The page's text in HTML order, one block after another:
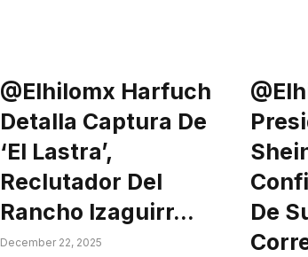
@elhilomx Harfuch
Detalla Captura De
‘El Lastra’,
Reclutador Del
Rancho Izaguirr…
December 22, 2025
De